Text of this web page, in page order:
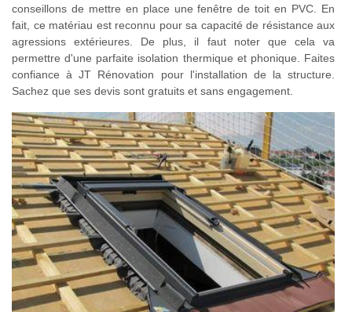
conseillons de mettre en place une fenêtre de toit en PVC. En
fait, ce matériau est reconnu pour sa capacité de résistance aux
agressions extérieures. De plus, il faut noter que cela va
permettre d'une parfaite isolation thermique et phonique. Faites
confiance à JT Rénovation pour l'installation de la structure.
Sachez que ses devis sont gratuits et sans engagement.